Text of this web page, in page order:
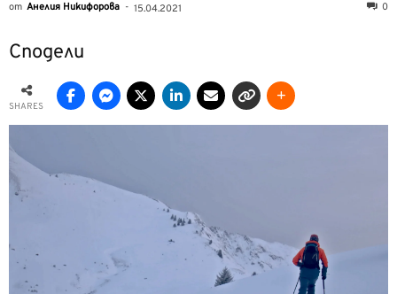
от Анелия Никифорова - 15.04.2021 0
Сподели
SHARES